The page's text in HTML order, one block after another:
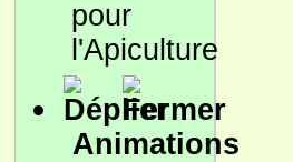
pour
l'Apiculture
Animations